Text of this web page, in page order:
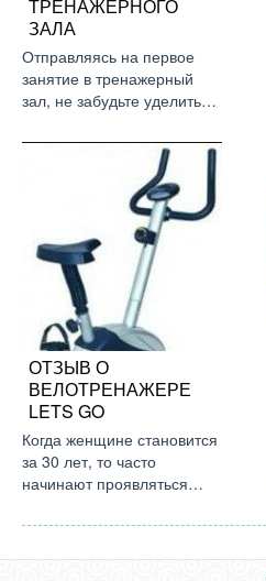
ТРЕНАЖЕРНОГО
ЗАЛА
Отправляясь на первое
занятие в тренажерный
зал, не забудьте уделить…
ОТЗЫВ О
ВЕЛОТРЕНАЖЕРЕ
LETS GO
Когда женщине становится
за 30 лет, то часто
начинают проявляться…